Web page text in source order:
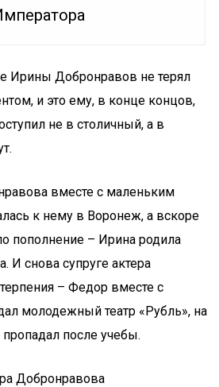
Ирины Добронравов не терял
и это ему, в конце концов,
не в столичный, а в
вместе с маленьким
к нему в Воронеж, а вскоре
пополнение – Ирина родила
И снова супруге актера
– Федор вместе с
молодежный театр «Рубль», на
после учебы.
Добронравова